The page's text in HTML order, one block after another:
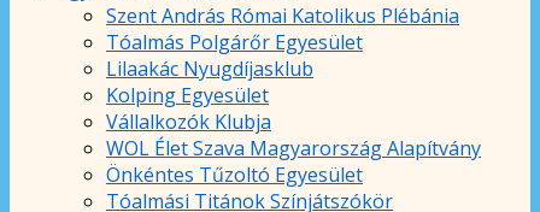
Szent András Római Katolikus Plébánia
Tóalmás Polgárőr Egyesület
Lilaakác Nyugdíjasklub
Kolping Egyesület
Vállalkozók Klubja
WOL Élet Szava Magyarország Alapítvány
Önkéntes Tűzoltó Egyesület
Tóalmási Titánok Színjátszókör